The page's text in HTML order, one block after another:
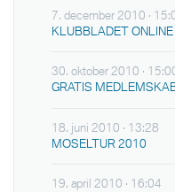
7. december 2010 ·
KLUBBLADET ONLINE
30. oktober 2010 ·
GRATIS
18. juni 2010 · 13:28
MOSELTUR 2010
19. april 2010 · 16:04